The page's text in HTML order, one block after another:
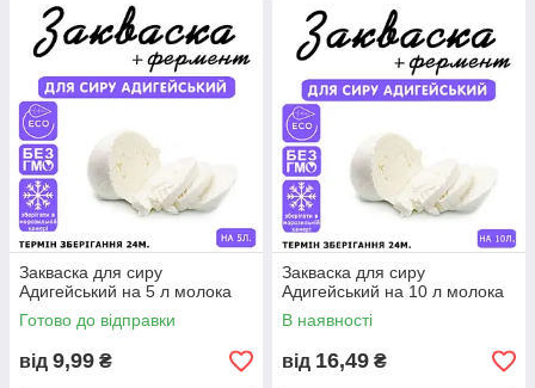
Закваска для сиру
Адигейський на 5 л молока
Готово до відправки
від 9,99 ₴
Закваска для сиру
Адигейський на 10 л молока
В наявності
від 16,49 ₴